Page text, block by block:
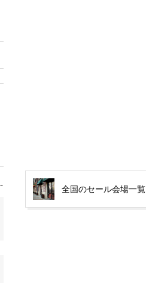
全国のセール会場一覧